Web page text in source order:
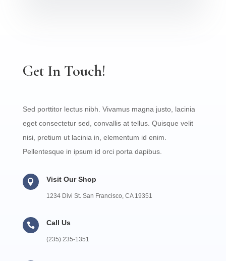
Get In Touch!
Sed porttitor lectus nibh. Vivamus magna justo, lacinia
eget consectetur sed, convallis at tellus. Quisque velit
nisi, pretium ut lacinia in, elementum id enim.
Pellentesque in ipsum id orci porta dapibus.
 Visit Our Shop
1234 Divi St. San Francisco, CA 19351
 Call Us
(235) 235-1351